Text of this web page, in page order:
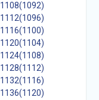
1108(1092)
1112(1096)
1116(1100)
1120(1104)
1124(1108)
1128(1112)
1132(1116)
1136(1120)